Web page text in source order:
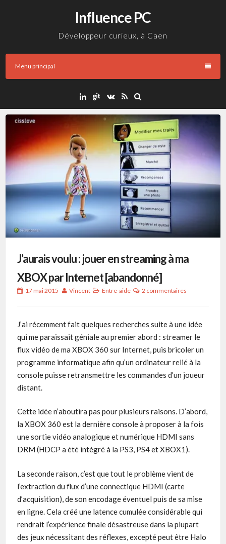
Influence PC
Développeur curieux, à Caen
Menu principal
J’aurais voulu : jouer en streaming à ma
XBOX par Internet [abandonné]
17 mai 2015 Vincent Entre-aide 2 commentaires
J’ai récemment fait quelques recherches suite à une idée
qui me paraissait géniale au premier abord : streamer le
flux vidéo de ma XBOX 360 sur Internet, puis bricoler un
programme informatique afin qu’un ordinateur relié à la
console puisse retransmettre les commandes d’un joueur
distant.
Cette idée n’aboutira pas pour plusieurs raisons. D’abord,
la XBOX 360 est la dernière console à proposer à la fois
une sortie vidéo analogique et numérique HDMI sans
DRM (HDCP a été intégré à la PS3, PS4 et XBOX1).
La seconde raison, c’est que tout le problème vient de
l’extraction du flux d’une connectique HDMI (carte
d’acquisition), de son encodage éventuel puis de sa mise
en ligne. Cela créé une latence cumulée considérable qui
rendrait l’expérience finale désastreuse dans la plupart
des jeux nécessitant des réflexes, excepté peut être Halo